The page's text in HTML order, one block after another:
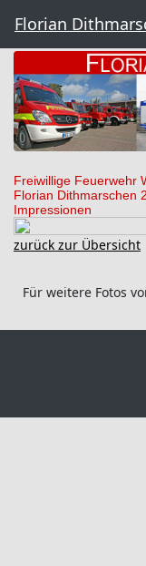
Florian
Freiwillige Feuerwehr
Florian Dithmarschen
Impressionen
zurück zur Übersicht
Für weitere Fotos